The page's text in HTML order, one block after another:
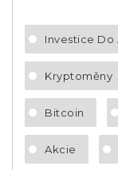
Investice Do
Kryptoměny
Bitcoin
Akcie